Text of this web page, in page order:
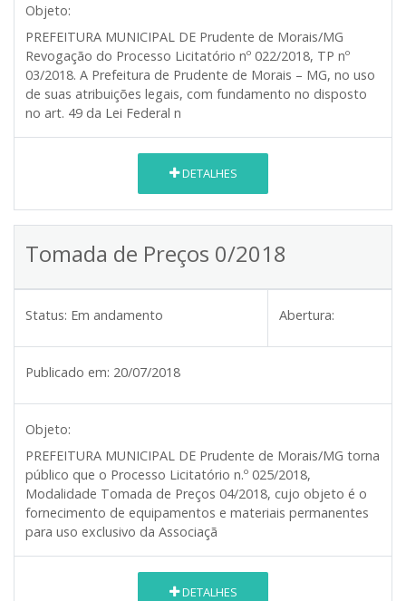
Objeto:
PREFEITURA MUNICIPAL DE Prudente de Morais/MG
Revogação do Processo Licitatório nº 022/2018, TP nº
03/2018. A Prefeitura de Prudente de Morais – MG, no uso
de suas atribuições legais, com fundamento no disposto
no art. 49 da Lei Federal n
DETALHES
Tomada de Preços 0/2018
Status: Em andamento Abertura:
Publicado em: 20/07/2018
Objeto:
PREFEITURA MUNICIPAL DE Prudente de Morais/MG torna
público que o Processo Licitatório n.º 025/2018,
Modalidade Tomada de Preços 04/2018, cujo objeto é o
fornecimento de equipamentos e materiais permanentes
para uso exclusivo da Associaçã
DETALHES